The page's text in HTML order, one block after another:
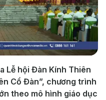
Lễ hội Đàn Kính Thiên
Cổ Đàn”, chương trình
theo mô hình giáo dục